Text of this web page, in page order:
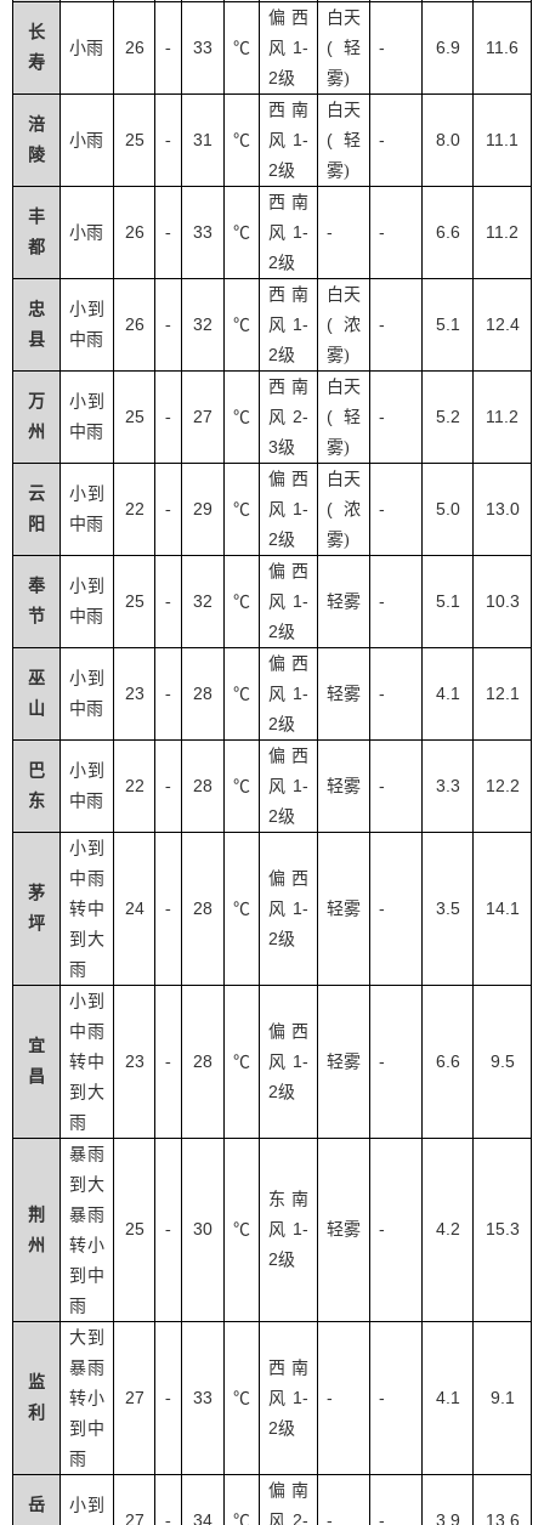
长
寿
小雨 26 - 33 ℃
偏西
风 1-
2级
白天
( 轻
雾)
- 6.9 11.6
涪
陵
小雨 25 - 31 ℃
西南
风 1-
2级
白天
( 轻
雾)
- 8.0 11.1
丰
都
小雨 26 - 33 ℃
西南
风 1-
2级
- - 6.6 11.2
忠
县
小到
中雨
26 - 32 ℃
西南
风 1-
2级
白天
( 浓
雾)
- 5.1 12.4
万
州
小到
中雨
25 - 27 ℃
西南
风 2-
3级
白天
( 轻
雾)
- 5.2 11.2
云
阳
小到
中雨
22 - 29 ℃
偏西
风 1-
2级
白天
( 浓
雾)
- 5.0 13.0
奉
节
小到
中雨
25 - 32 ℃
偏西
风 1-
2级
轻雾 - 5.1 10.3
巫
山
小到
中雨
23 - 28 ℃
偏西
风 1-
2级
轻雾 - 4.1 12.1
巴
东
小到
中雨
22 - 28 ℃
偏西
风 1-
2级
轻雾 - 3.3 12.2
茅
坪
小到
中雨
转中
到大
雨
24 - 28 ℃
偏西
风 1-
2级
轻雾 - 3.5 14.1
宜
昌
小到
中雨
转中
到大
雨
23 - 28 ℃
偏西
风 1-
2级
轻雾 - 6.6 9.5
荆
州
暴雨
到大
暴雨
转小
到中
雨
25 - 30 ℃
东南
风 1-
2级
轻雾 - 4.2 15.3
监
利
大到
暴雨
转小
到中
雨
27 - 33 ℃
西南
风 1-
2级
- - 4.1 9.1
岳 小到
27 - 34 ℃
偏南
风 2- - - 3.9 13.6